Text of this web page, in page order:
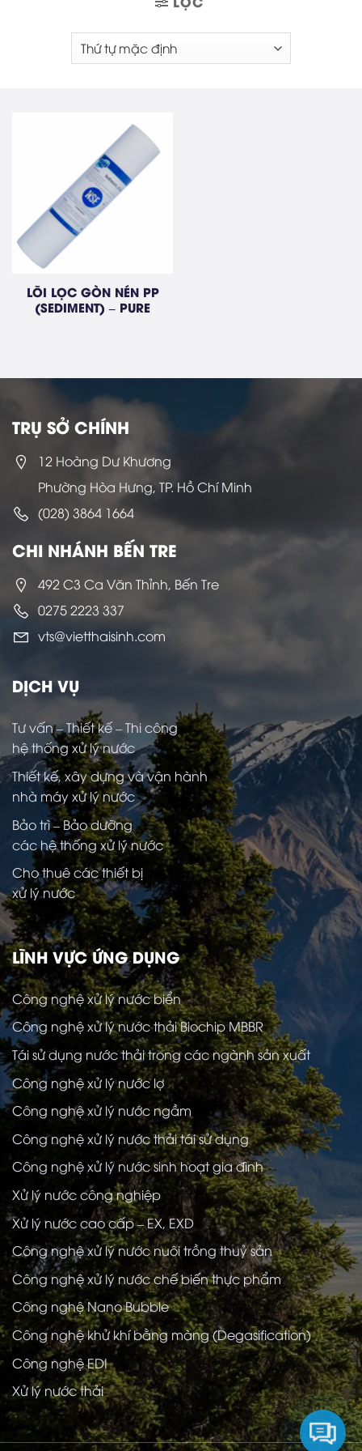
LÕI LỌC GÒN NÉN PP
(SEDIMENT) – PURE
TRỤ SỞ CHÍNH
12 Hoàng Dư Khương
Phường Hòa Hưng, TP. Hồ Chí Minh
(028) 3864 1664
CHI NHÁNH BẾN TRE
492 C3 Ca Văn Thỉnh, Bến Tre
0275 2223 337
vts@vietthaisinh.com
DỊCH VỤ
Tư vấn – Thiết kế – Thi công
hệ thống xử lý nước
Thiết kế, xây dựng và vận hành
nhà máy xử lý nước
Bảo trì – Bảo dưỡng
các hệ thống xử lý nước
Cho thuê các thiết bị
xử lý nước
LĨNH VỰC ỨNG DỤNG
Công nghệ xử lý nước biển
Công nghệ xử lý nước thải Biochip MBBR
Tái sử dụng nước thải trong các ngành sản xuất
Công nghệ xử lý nước lợ
Công nghệ xử lý nước ngầm
Công nghệ xử lý nước thải tái sử dụng
Công nghệ xử lý nước sinh hoạt gia đình
Xử lý nước công nghiệp
Xử lý nước cao cấp – EX, EXD
Công nghệ xử lý nước nuôi trồng thuỷ sản
Công nghệ xử lý nước chế biến thực phẩm
Công nghệ Nano Bubble
Công nghệ khử khí bằng màng (Degasification)
Công nghệ EDI
Xử lý nước thải